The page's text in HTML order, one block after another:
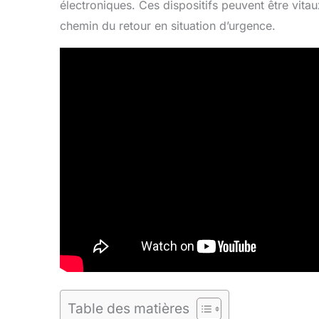
électroniques. Ces dispositifs peuvent être
chemin du retour en situation d’urgence.
Table des matières